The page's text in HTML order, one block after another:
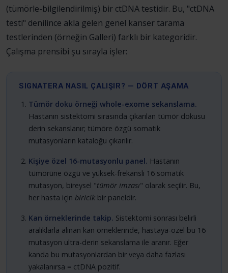
(tümörle-bilgilendirilmiş) bir ctDNA testidir. Bu, "ctDNA
testi" denilince akla gelen genel kanser tarama
testlerinden (örneğin Galleri) farklı bir kategoridir.
Çalışma prensibi şu sırayla işler:
SIGNATERA NASIL ÇALIŞIR? — DÖRT AŞAMA
Tümör doku örneği whole-exome sekanslama.
Hastanın sistektomi sırasında çıkarılan tümör dokusu
derin sekanslanır; tümöre özgü somatik
mutasyonların kataloğu çıkarılır.
Kişiye özel 16-mutasyonlu panel. Hastanın
tümörüne özgü ve yüksek-frekanslı 16 somatik
mutasyon, bireysel "tümör imzası" olarak seçilir. Bu,
her hasta içinbiricik bir paneldir.
Kan örneklerinde takip. Sistektomi sonrası belirli
aralıklarla alınan kan örneklerinde, hastaya-özel bu 16
mutasyon ultra-derin sekanslama ile aranır. Eğer
kanda bu mutasyonlardan bir veya daha fazlası
yakalanırsa = ctDNA pozitif.